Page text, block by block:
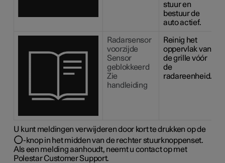
stuur en
bestuur de
auto actief.
Radarsensor
voorzijde
Sensor
geblokkeerd
Zie
handleiding
Reinig het
oppervlak van
de grille vóór
de
radareenheid.
U kunt meldingen verwijderen door kort te drukken op de
-knop in het midden van de rechter stuurknoppenset.
Als een melding aanhoudt, neemt u contact op met
Polestar Customer Support.